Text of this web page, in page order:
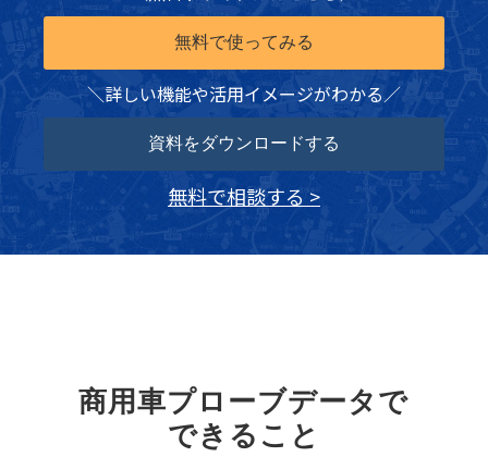
無料で使ってみる
＼詳しい機能や活用イメージがわかる／
資料をダウンロードする
無料で相談する >
商用車プローブデータで
できること